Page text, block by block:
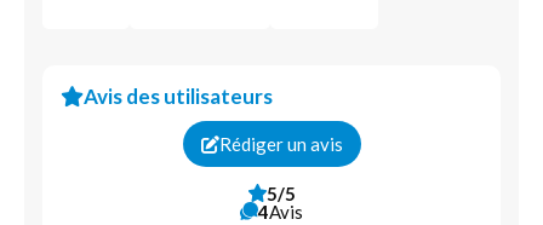
Avis des utilisateurs
Rédiger un avis
5/5
4Avis